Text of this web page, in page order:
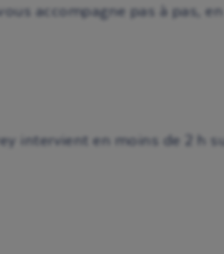
accompagne pas à pas,
intervient en moins de 2 h